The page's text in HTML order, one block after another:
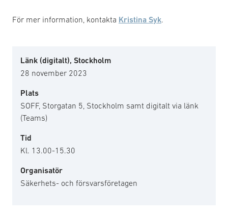
För mer information, kontakta Kristina Syk.
Länk (digitalt), Stockholm
28 november 2023
Plats
SOFF, Storgatan 5, Stockholm samt digitalt via länk
(Teams)
Tid
Kl. 13.00-15.30
Organisatör
Säkerhets- och försvarsföretagen